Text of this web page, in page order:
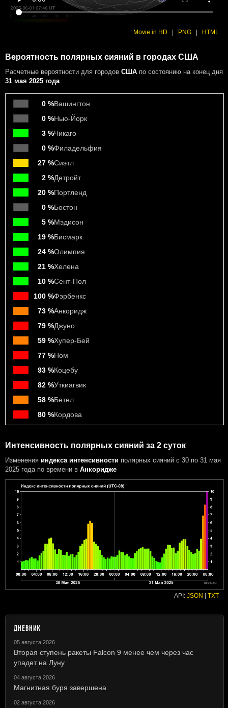
Movie in HD | PNG | HTML
Вероятность полярных сияний в городах США
Расчетные вероятности для городов США по состоянию на конец дня
31 мая 2025 года
0 %Вашингтон
0 %Нью-Йорк
3 %Чикаго
0 %Филадельфия
27 %Сиэтл
2 %Детройт
20 %Портленд
0 %Бостон
5 %Мэдисон
19 %Бисмарк
24 %Олимпия
21 %Хелена
10 %Сент-Пол
100 %Фэрбенкс
73 %Анкоридж
79 %Джуно
59 %Хупер-Бей
77 %Ном
93 %Коцебу
82 %Уткиагвик
58 %Бетел
80 %Кордова
Интенсивность полярных сияний за 2 суток
Изменения индекса интенсивности полярных сияний с 30 по 31 мая
2025 года по времени в Анкоридже
API: JSON | TXT
ДНЕВНИК
05 августа 2026
Вторая ступень ракеты Falcon 9 менее чем через час
упадет на Луну
04 августа 2026
Магнитная буря завершена
02 августа 2026